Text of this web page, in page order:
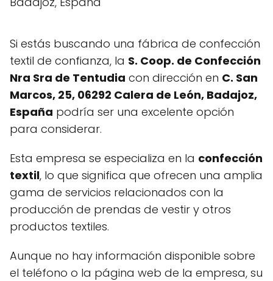
Si estás buscando una fábrica de confección
textil de confianza, la S. Coop. de Confección
Nra Sra de Tentudia con dirección en C. San
Marcos, 25, 06292 Calera de León, Badajoz,
España podría ser una excelente opción
para considerar.
Esta empresa se especializa en la confección
textil, lo que significa que ofrecen una amplia
gama de servicios relacionados con la
producción de prendas de vestir y otros
productos textiles.
Aunque no hay información disponible sobre
el teléfono o la página web de la empresa, su